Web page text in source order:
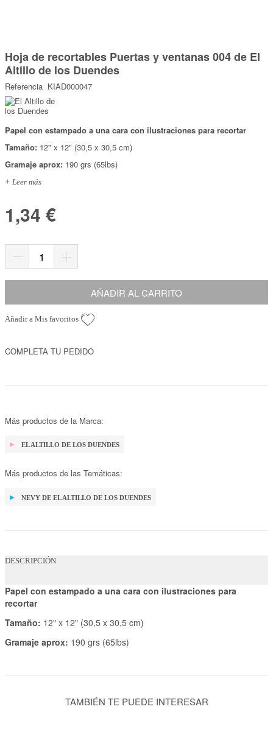
Top Ventas
Somos Kimidori
comienzo
de
la
galería
imágenes
Hoja de recortables Puertas y ventanas 004 de El
Altillo de los Duendes
Referencia KIAD000047
Papel con estampado a una cara con ilustraciones para recortar
Tamaño: 12" x 12" (30,5 x 30,5 cm)
Gramaje aprox: 190 grs (65lbs)
+ Leer más
1,34 €
AÑADIR AL CARRITO
Añadir a Mis favoritos
COMPLETA TU PEDIDO
Más productos de la Marca:
EL ALTILLO DE LOS DUENDES
Más productos de las Temáticas:
NEVY DE EL ALTILLO DE LOS DUENDES
DESCRIPCIÓN
Papel con estampado a una cara con ilustraciones para
recortar
Tamaño: 12" x 12" (30,5 x 30,5 cm)
Gramaje aprox: 190 grs (65lbs)
TAMBIÉN TE PUEDE INTERESAR